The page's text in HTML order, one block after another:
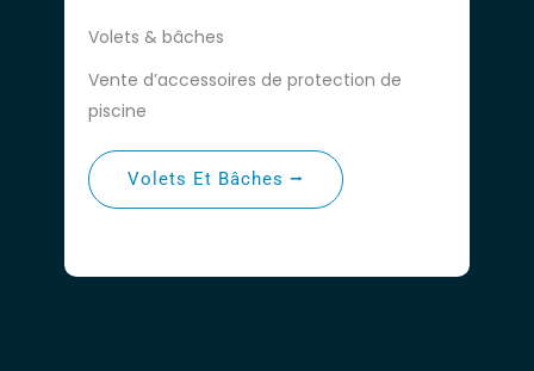
Volets & bâches
Vente d’accessoires de protection de
piscine
Volets Et Bâches ⭢